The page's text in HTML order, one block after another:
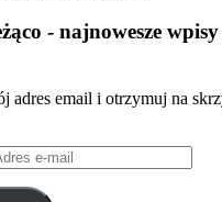
- najnowesze
adres email i otrzymuj na